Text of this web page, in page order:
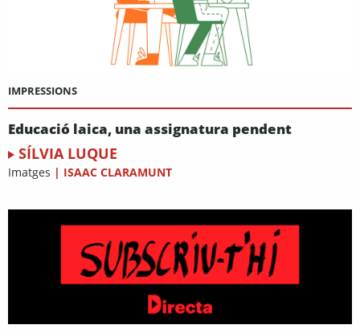
IMPRESSIONS
Educació laica, una assignatura pendent
SÍLVIA LUQUE
Imatges | ISAAC CLARAMUNT